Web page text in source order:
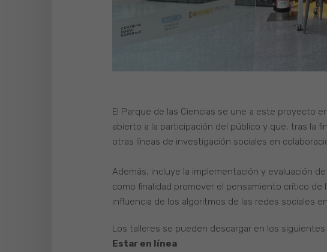
El Parque de las Ciencias se une a este proyecto
abierto a la participación del público y que, tras la
otras líneas de investigación sociales en
Además, incluye la implementación y evaluación
como finalidad promover el pensamiento crítico
influencia de los algoritmos de las redes sociales
Los talleres se pueden descargar en los siguientes
Estar en línea